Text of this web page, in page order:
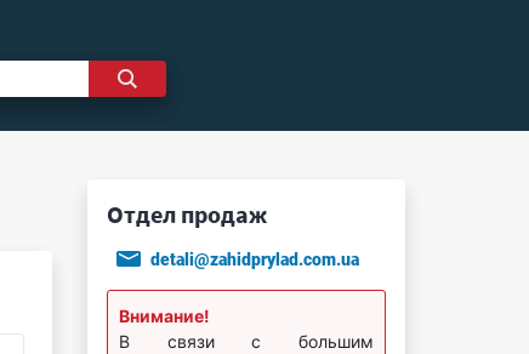
Отдел продаж
detali@zahidprylad.com.ua
Внимание!
В связи с большим